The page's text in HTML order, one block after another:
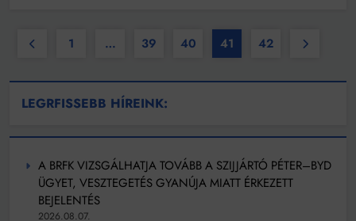
1 … 39 40 41 42
LEGRFISSEBB HÍREINK:
A BRFK VIZSGÁLHATJA TOVÁBB A SZIJJÁRTÓ PÉTER–BYD
ÜGYET, VESZTEGETÉS GYANÚJA MIATT ÉRKEZETT
BEJELENTÉS
2026.08.07.